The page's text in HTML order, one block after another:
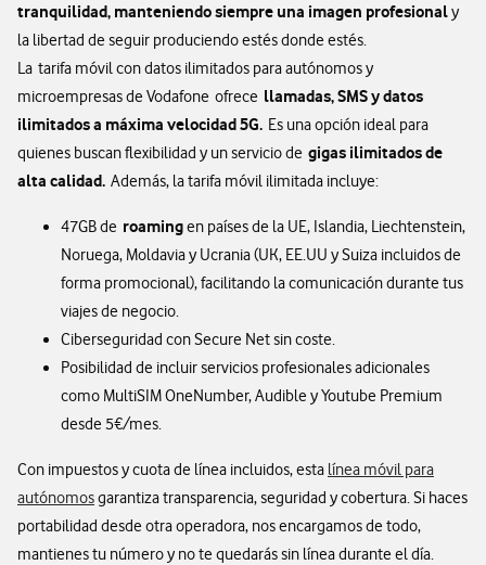
tranquilidad, manteniendo siempre una imagen profesionaly
la libertad de seguir produciendo estés donde estés.
La tarifa móvil con datos ilimitados para autónomos y
microempresas de Vodafone ofrece llamadas, SMS y datos
ilimitados a máxima velocidad 5G. Es una opción ideal para
quienes buscan flexibilidad y un servicio de gigas ilimitados de
alta calidad. Además, la tarifa móvil ilimitada incluye:
47GB de roamingen países de la UE, Islandia, Liechtenstein,
Noruega, Moldavia y Ucrania (UK, EE.UU y Suiza incluidos de
forma promocional), facilitando la comunicación durante tus
viajes de negocio.
Ciberseguridad con Secure Net sin coste.
Posibilidad de incluir servicios profesionales adicionales
como MultiSIM OneNumber, Audible y Youtube Premium
desde 5€/mes.
Con impuestos y cuota de línea incluidos, esta línea móvil para
autónomosgarantiza transparencia, seguridad y cobertura. Si haces
portabilidad desde otra operadora, nos encargamos de todo,
mantienes tu número y no te quedarás sin línea durante el día.